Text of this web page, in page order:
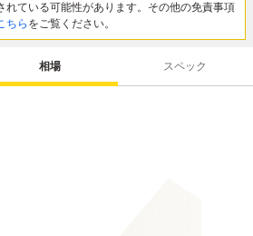
れている可能性があります。その他の免責事項
ちら をご覧ください。
相場 スペック